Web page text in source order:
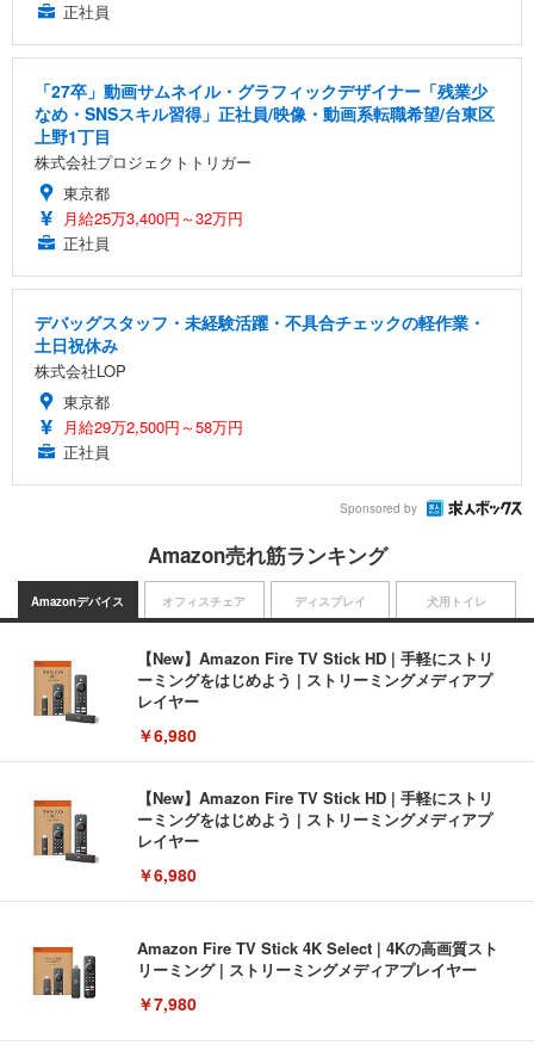
正社員
「27卒」動画サムネイル・グラフィックデザイナー「残業少
なめ・SNSスキル習得」正社員/映像・動画系転職希望/台東区
上野1丁目
株式会社プロジェクトトリガー
東京都
月給25万3,400円～32万円
正社員
デバッグスタッフ・未経験活躍・不具合チェックの軽作業・
土日祝休み
株式会社LOP
東京都
月給29万2,500円～58万円
正社員
Sponsored by
Amazon売れ筋ランキング
Amazonデバイス
【New】Amazon Fire TV Stick HD | 手軽にストリ
ーミングをはじめよう | ストリーミングメディアプ
レイヤー
￥6,980
【New】Amazon Fire TV Stick HD | 手軽にストリ
ーミングをはじめよう | ストリーミングメディアプ
レイヤー
￥6,980
Amazon Fire TV Stick 4K Select | 4Kの高画質スト
リーミング | ストリーミングメディアプレイヤー
￥7,980
オフィスチェア ディスプレイ 犬用トイレ